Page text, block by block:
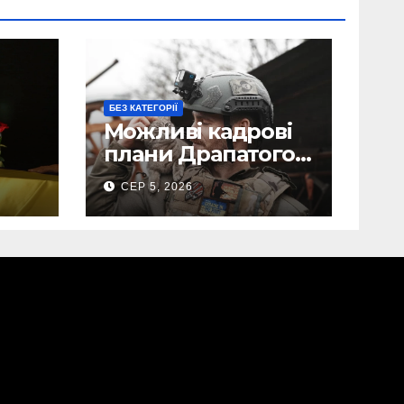
БЕЗ КАТЕГОРІЇ
Можливі кадрові
плани Драпатого:
Маркусу
пророкують
важливу посаду у
СЕР 5, 2026